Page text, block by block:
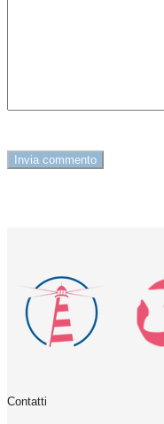
Contatti